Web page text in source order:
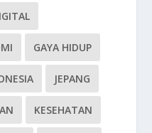
GAYA HIDUP
JEPANG
KESEHATAN